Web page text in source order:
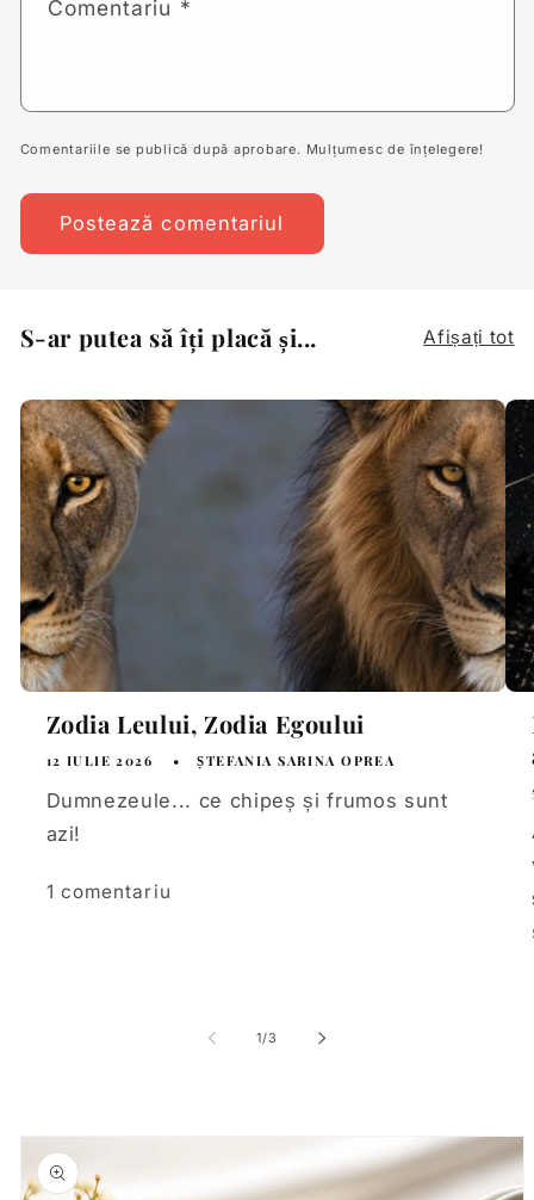
Comentariu *
Comentariile se publică după aprobare. Mulțumesc de înțelegere!
S-ar putea să îți placă și... Afișați tot
Zodia Leului, Zodia Egoului
12 IULIE 2026 ȘTEFANIA SARINA OPREA
Dumnezeule... ce chipeș și frumos sunt
azi!
1 comentariu
1/din
3
despre
produs